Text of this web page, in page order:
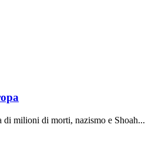
di milioni di morti, nazismo e Shoah...